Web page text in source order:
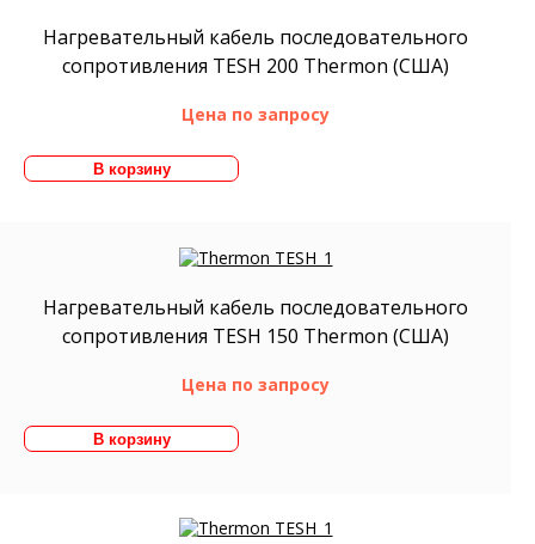
Нагревательный кабель последовательного
сопротивления TESH 200 Thermon (США)
Цена по запросу
Нагревательный кабель последовательного
сопротивления TESH 150 Thermon (США)
Цена по запросу